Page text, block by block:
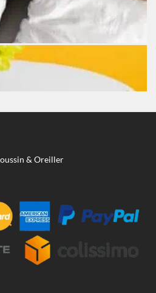
& Oreiller